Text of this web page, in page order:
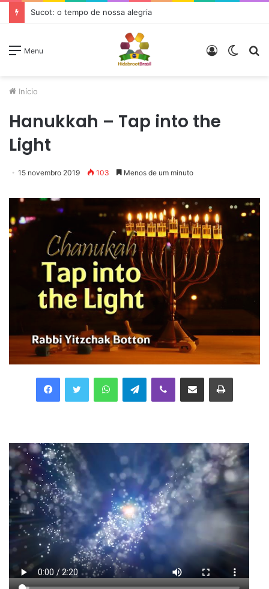
Sucot: o tempo de nossa alegria
Menu
Switch
Entrar
Início
Hanukkah – Tap into the
Light
15 novembro 2019 103 Menos de um minuto
Telegram